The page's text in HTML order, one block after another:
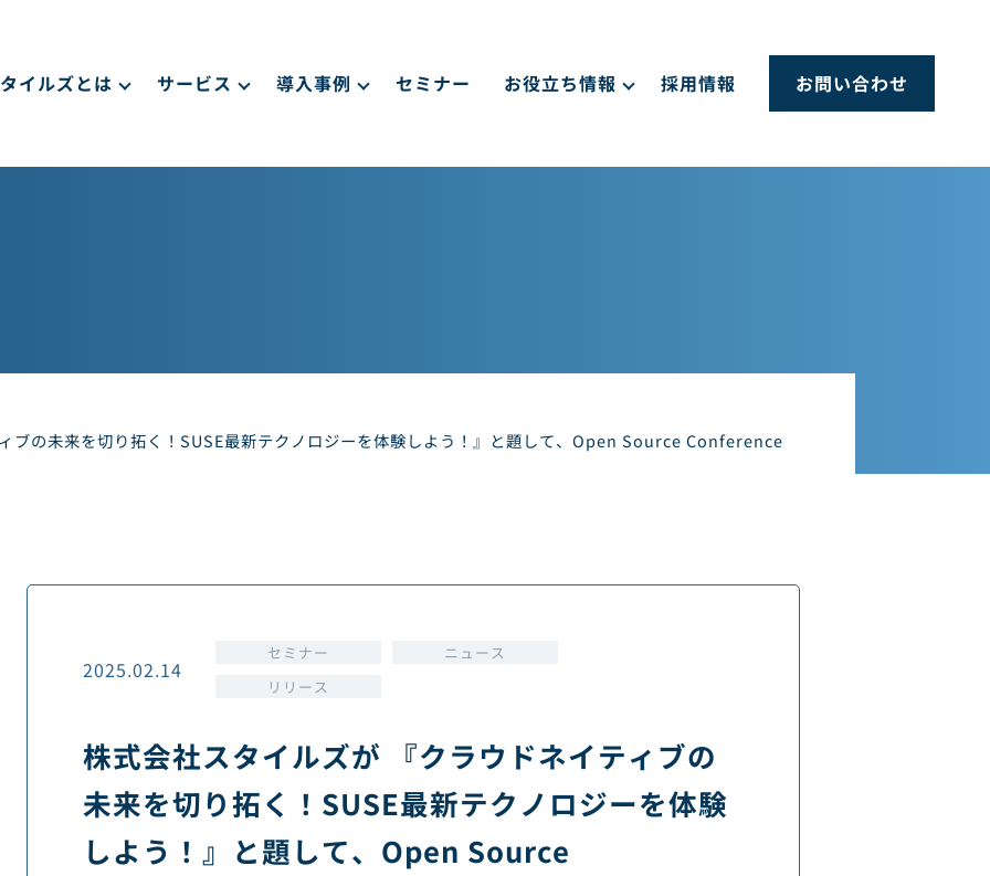
イルズとは サービス 導入事例 セミナー お役立ち情報 採用情報 お問い合わせ
ブの未来を切り拓く！SUSE最新テクノロジーを体験しよう！』と題して、Open Source Conference
2025.02.14
セミナー
ニュース
リリース
株式会社スタイルズが 『クラウドネイティブの
未来を切り拓く！SUSE最新テクノロジーを体験
しよう！』と題して、Open Source